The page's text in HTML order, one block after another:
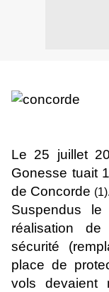
Le 25 juillet
Gonesse tuait
de Concorde (1).
Suspendus
réalisation
sécurité
place de
vols devaient